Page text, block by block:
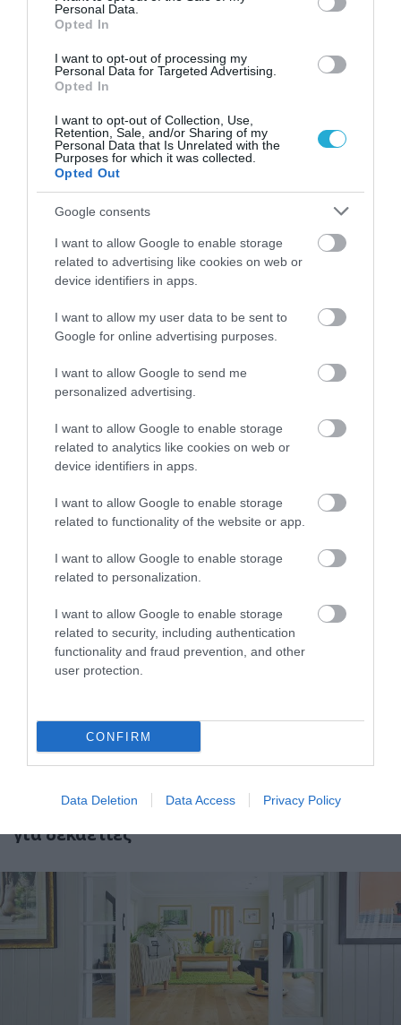
Personal Data.
Opted In
I want to opt-out of processing my
Personal Data for Targeted Advertising.
Opted In
I want to opt-out of Collection, Use,
Retention, Sale, and/or Sharing of my
Personal Data that Is Unrelated with the
Purposes for which it was collected.
Opted Out
Google consents
I want to allow Google to enable storage
related to advertising like cookies on web or
device identifiers in apps.
I want to allow my user data to be sent to
Google for online advertising purposes.
I want to allow Google to send me
personalized advertising.
I want to allow Google to enable storage
related to analytics like cookies on web or
device identifiers in apps.
I want to allow Google to enable storage
related to functionality of the website or app.
I want to allow Google to enable storage
related to personalization.
I want to allow Google to enable storage
related to security, including authentication
functionality and fraud prevention, and other
user protection.
CONFIRM
Data Deletion Data Access Privacy Policy
31.07.2026 15:10
υποβλήθηκε ο Μ.Χατζηγιάννης: Tα
συμπτώματα που οδηγούν στην επέμβαση
31.07.2026 15:06
Οι τροφές που βοηθούν στη μακροζωία
31.07.2026 15:05
Το σύμπτωμα που εμφανίζεται τη νύχτα
και μπορεί να προειδοποιεί για
καρδιοπάθεια
για δεκαετίες